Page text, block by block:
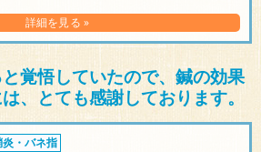
詳細を見る »
覚悟していたので、鍼の効果
、とても感謝しております。
炎・バネ指